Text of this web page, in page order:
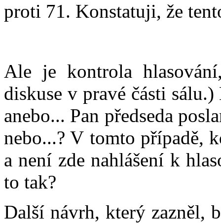
proti 71. Konstatuji, že
Ale je kontrola
diskuse v pravé části
anebo... Pan předseda
nebo...? V tomto případě,
a není zde nahlášení k
to tak?
Další návrh, který zazněl,